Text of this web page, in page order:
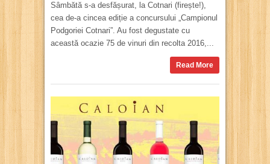
Sâmbătă s-a desfășurat, la Cotnari (firește!),
cea de-a cincea ediție a concursului „Campionul
Podgoriei Cotnari”. Au fost degustate cu
această ocazie 75 de vinuri din recolta 2016,...
Read More